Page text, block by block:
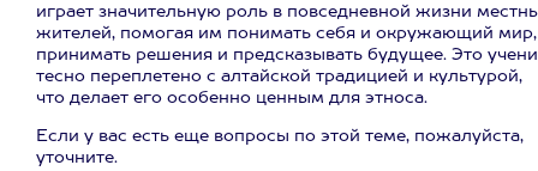
играет значительную роль в повседневной жизни
жителей, помогая им понимать себя и окружающий мир,
принимать решения и предсказывать будущее. Это
тесно переплетено с алтайской традицией и культурой,
что делает его особенно ценным для этноса.
Если у вас есть еще вопросы по этой теме, пожалуйста,
уточните.